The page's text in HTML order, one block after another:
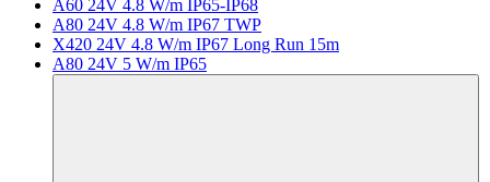
A60 24V 4.8 W/m IP65-IP68
A80 24V 4.8 W/m IP67 TWP
X420 24V 4.8 W/m IP67 Long Run 15m
A80 24V 5 W/m IP65